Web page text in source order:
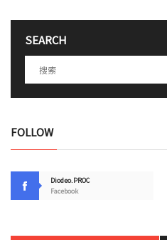
SEARCH
FOLLOW
Diodeo.PROC
Facebook